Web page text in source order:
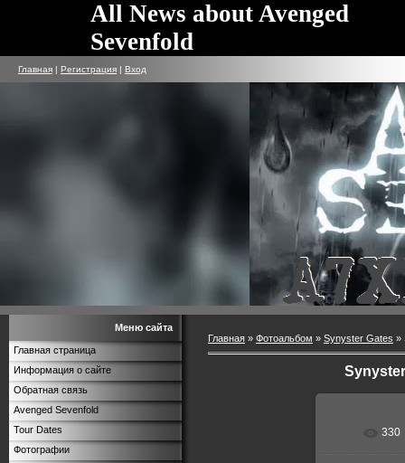
All News about Avenged
Sevenfold
Главная | Регистрация | Вход
Меню сайта
Главная страница
Информация о сайте
Обратная связь
Avenged Sevenfold
Tour Dates
Фотографии
Главная » Фотоальбом » Synyster Gates »
В 330